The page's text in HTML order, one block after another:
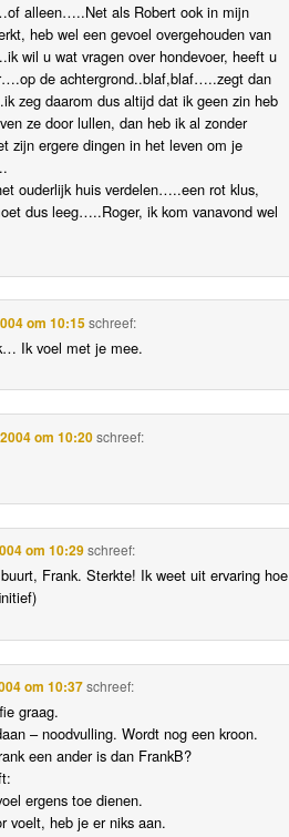
alleen…..Net als Robert ook in mijn
heb wel een gevoel overgehouden van
wil u wat vragen over hondevoer, heeft u
de achtergrond..blaf,blaf…..zegt dan
zeg daarom dus altijd dat ik geen zin heb
ze door lullen, dan heb ik al zonder
zijn ergere dingen in het leven om je
ouderlijk huis verdelen…..een rot klus,
dus leeg…..Roger, ik kom vanavond wel
om 10:15schreef:
Ik voel met je mee.
om 10:20schreef:
om 10:29schreef:
Frank. Sterkte! Ik weet uit ervaring hoe
om 10:37schreef:
graag.
– noodvulling. Wordt nog een kroon.
een ander is dan FrankB?
ergens toe dienen.
voelt, heb je er niks aan.